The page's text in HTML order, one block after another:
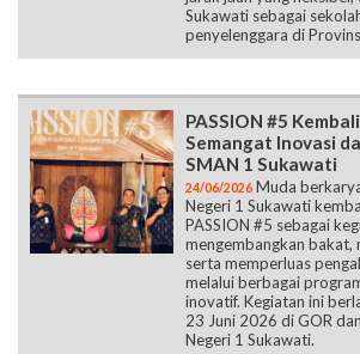
Sukawati sebagai
penyelenggara di
PASSION #5
Semangat Inovasi
SMAN 1 Sukawati
24/06/2026 Muda
Negeri 1 Sukawati
PASSION #5 sebagai
mengembangkan bakat,
serta memperluas
melalui berbagai
inovatif. Kegiatan ini
23 Juni 2026 di GOR
Negeri 1 Sukawati.